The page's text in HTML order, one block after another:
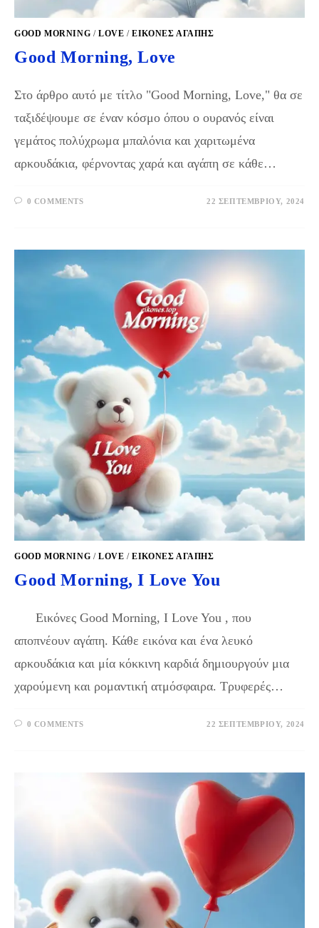
GOOD MORNING /LOVE /ΕΙΚΌΝΕΣ ΑΓΆΠΗΣ
Good Morning, Love
Στο άρθρο αυτό με τίτλο "Good Morning, Love," θα σε
ταξιδέψουμε σε έναν κόσμο όπου ο ουρανός είναι
γεμάτος πολύχρωμα μπαλόνια και χαριτωμένα
αρκουδάκια, φέρνοντας χαρά και αγάπη σε κάθε…
0 COMMENTS 22 ΣΕΠΤΕΜΒΡΊΟΥ, 2024
GOOD MORNING /LOVE /ΕΙΚΌΝΕΣ ΑΓΆΠΗΣ
Good Morning, I Love You
Εικόνες Good Morning, I Love You , που
αποπνέουν αγάπη. Κάθε εικόνα και ένα λευκό
αρκουδάκια και μία κόκκινη καρδιά δημιουργούν μια
χαρούμενη και ρομαντική ατμόσφαιρα. Τρυφερές…
0 COMMENTS 22 ΣΕΠΤΕΜΒΡΊΟΥ, 2024